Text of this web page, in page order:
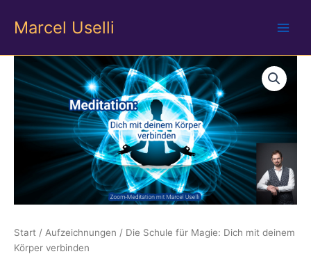
InhaltMarcel Uselli
Start / Aufzeichnungen / Die Schule für Magie: Dich mit deinem
Körper verbinden